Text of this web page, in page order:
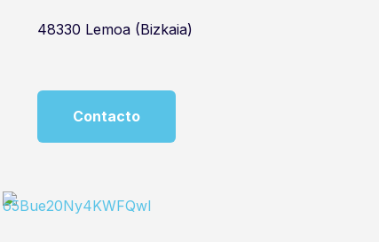
48330 Lemoa (Bizkaia)
Contacto